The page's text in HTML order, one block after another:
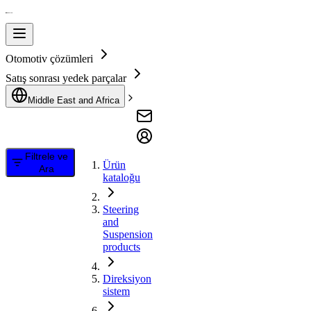
Otomotiv çözümleri
Satış sonrası yedek parçalar
Middle East and Africa
Filtrele ve
Ara
Ürün
kataloğu
Steering
and
Suspension
products
Direksiyon
sistem